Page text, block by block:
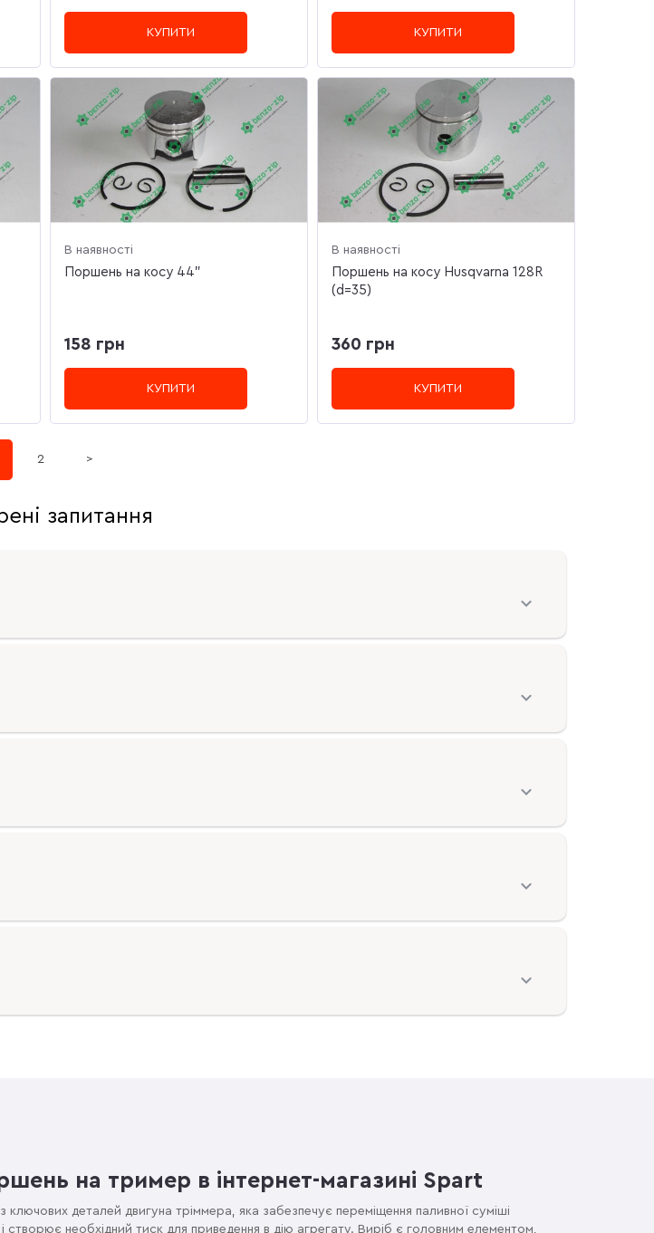
КУПИТИ КУПИТИ
В наявності
Поршень на косу 44"
158 грн
КУПИТИ
В наявності
Поршень на косу Husqvarna 128R
(d=35)
360 грн
КУПИТИ
2 >
запитання
на тример в інтернет-магазині Spart
ключових деталей двигуна тріммера, яка забезпечує переміщення паливної суміші
і створює необхідний тиск для приведення в дію агрегату. Виріб є головним елементом,